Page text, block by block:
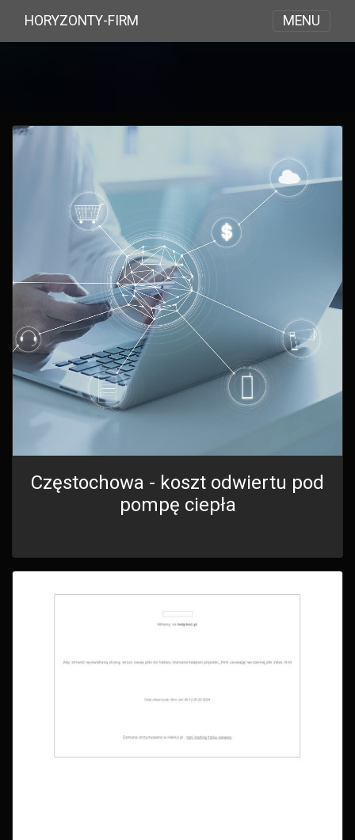
HORYZONTY-FIRM MENU
Częstochowa - koszt odwiertu pod
pompę ciepła